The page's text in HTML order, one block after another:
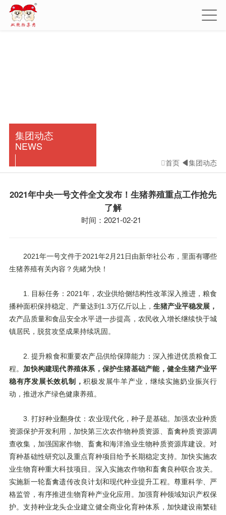
场监管总局在约谈中
指出的问题，将立即
措施。为避免造成误
解，现决定撤销该倡
议，并严格遵守《反
垄断法》等法律法
规，支持行业内人才
自由流动，推动行业
牧原集团
温氏集团
双胞胎集团
正大集团
2023年7月31 日
集团动态
NEWS
首页 集团动态
2021年中央一号文件全文发布！生猪养殖重点工作抢先
了解
时间：2021-02-21
2021年一号文件于2021年2月21日由新华社公布，里面有哪些
生猪养殖有关内容？先睹为快！
1. 目标任务：2021年，农业供给侧结构性改革深入推进，粮食
播种面积保持稳定、产量达到1.3万亿斤以上，生猪产业平稳发展，
农产品质量和食品安全水平进一步提高，农民收入增长继续快于城
镇居民，脱贫攻坚成果持续巩固。
2. 提升粮食和重要农产品供给保障能力：深入推进优质粮食工
程。 加快构建现代养殖体系，保护生猪基础产能，健全生猪产业平
稳有序发展长效机制，积极发展牛羊产业，继续实施奶业振兴行
动，推进水产绿色健康养殖。
3. 打好种业翻身仗：农业现代化，种子是基础。加强农业种质
资源保护开发利用，加快第三次农作物种质资源、畜禽种质资源调
查收集，加强国家作物、畜禽和海洋渔业生物种质资源库建设。对
育种基础性研究以及重点育种项目给予长期稳定支持。加快实施农
业生物育种重大科技项目。深入实施农作物和畜禽良种联合攻关。
实施新一轮畜禽遗传改良计划和现代种业提升工程。尊重科学、严
格监管，有序推进生物育种产业化应用。加强育种领域知识产权保
护。支持种业龙头企业建立健全商业化育种体系，加快建设南繁硅